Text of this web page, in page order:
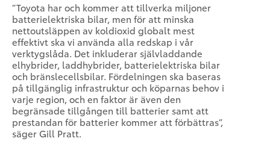
”Toyota har och kommer att tillverka miljoner
batterielektriska bilar, men för att minska
nettoutsläppen av koldioxid globalt mest
effektivt ska vi använda alla redskap i vår
verktygslåda. Det inkluderar självladdande
elhybrider, laddhybrider, batterielektriska bilar
och bränslecellsbilar. Fördelningen ska baseras
på tillgänglig infrastruktur och köparnas behov i
varje region, och en faktor är även den
begränsade tillgången till batterier samt att
prestandan för batterier kommer att förbättras”,
säger Gill Pratt.